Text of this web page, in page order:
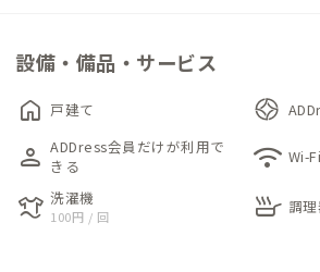
キッチンは調理スペースがかなり狭いです
と調理器具、冷蔵庫も大きなものがあるの
問題ありません。リビングのテーブルを調
のもアイデアの一つかもしれません。
浴室はピカピカなユニットバスなので女性
ただけます。
脱衣所はかなりコンパクトで、洗面台は
設備・備品・サービス
home 戸建て
person ADDress会員だけが利用で
きる
wifi Wi-Fi
laundry 洗濯機
100円 / 回 skillet 調